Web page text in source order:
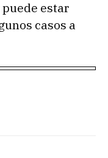
puede estar
casos a